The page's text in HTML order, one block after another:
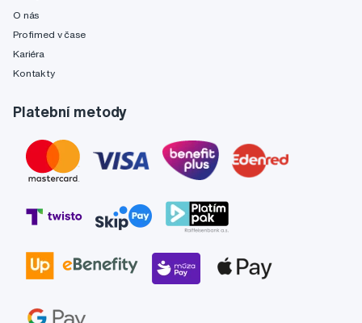
O nás
Profimed v čase
Kariéra
Kontakty
Platební metody